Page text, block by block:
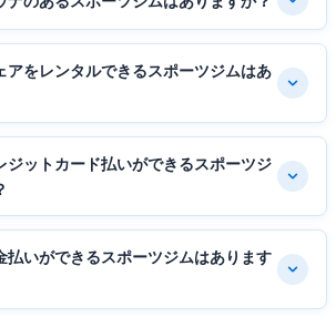
アをレンタルできるスポーツジムはあ
ジットカード払いができるスポーツジ
払いができるスポーツジムはあります